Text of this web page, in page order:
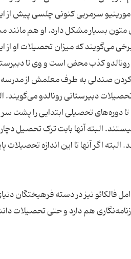
سرمربی کنونی چلسی پیش از
بسیار مشکل دارد. او هم مانند
می‌گویند که میزان تحصیلات او
کذب محض است و وی تا
دبیرستانی رونالدو
دوره‌های تحصیلی ابتدایی را پشت‌ سر
البته آنها بابت ترک‌ تحصیل
اگر آنها تا این اندازه
فالکائو نیز در دسته فرهیختگان
هم دارد و حتی تحصیلات